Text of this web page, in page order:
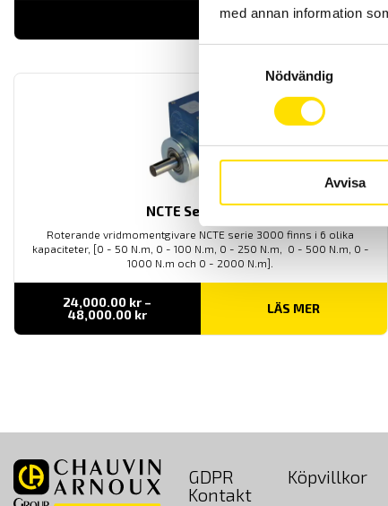
med annan information
Nödvändig
Avvisa
LÄS MER
NCTE Serie 3000
Roterande vridmomentgivare NCTE serie 3000 finns i 6 olika
kapaciteter, [0 - 50 N.m, 0 - 100 N.m, 0 - 250 N.m, 0 - 500 N.m, 0 -
1000 N.m och 0 - 2000 N.m].
24,000.00 kr –
48,000.00 krPrisintervall:
till
LÄS MER
GDPR Köpvillkor
Kontakt